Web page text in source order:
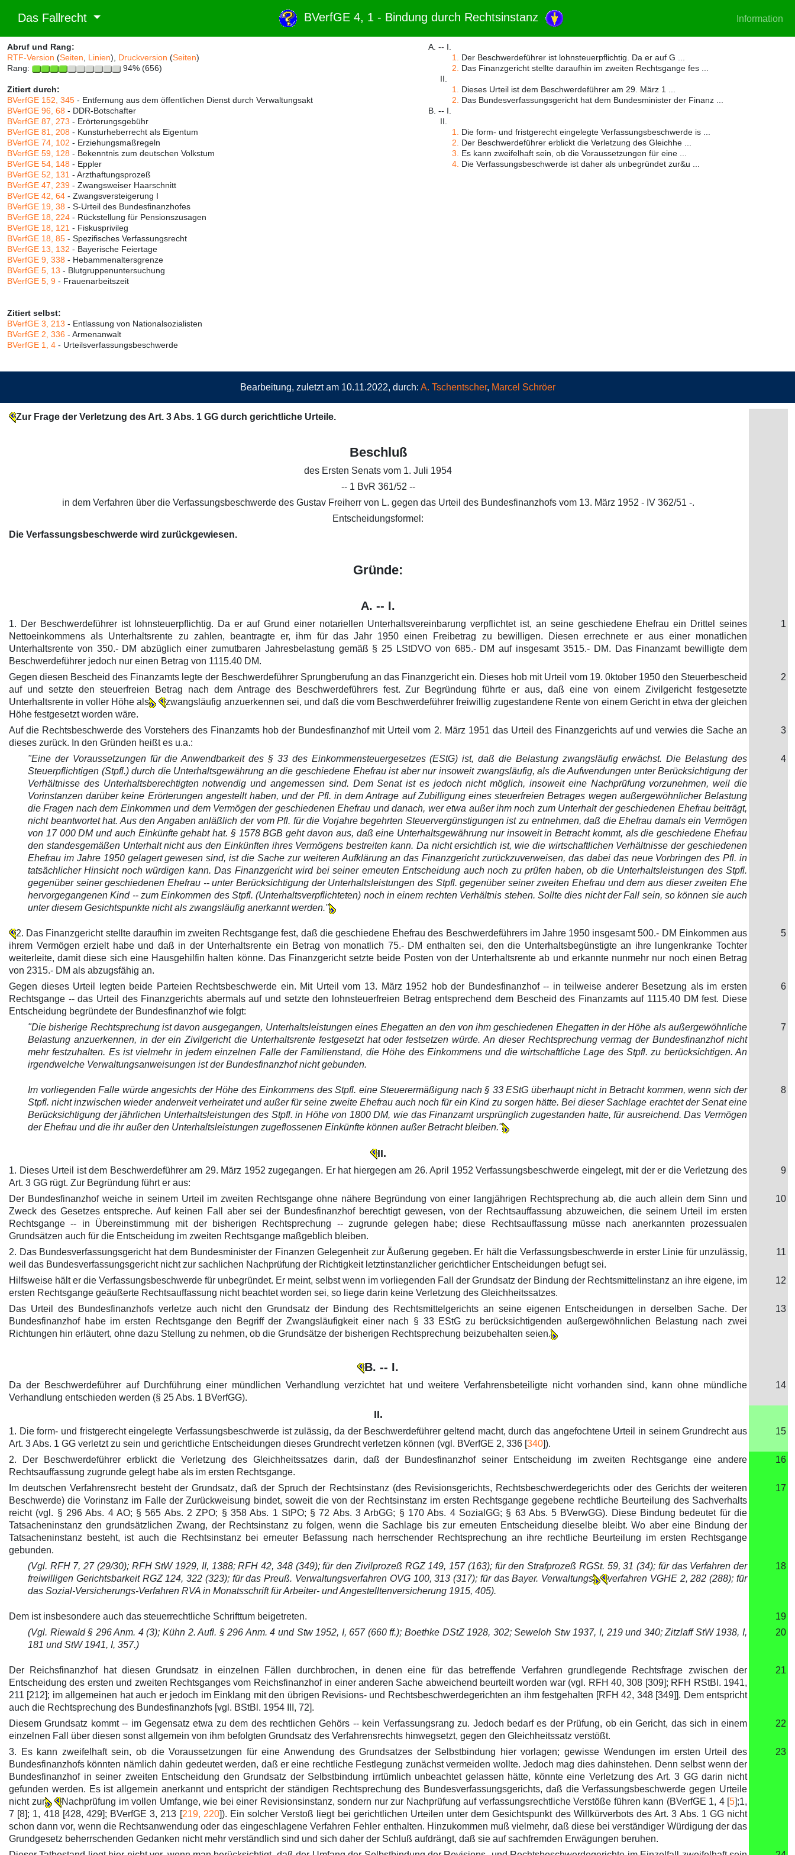
Das Fallrecht BVerfGE 4, 1 - Bindung durch Rechtsinstanz Information
Abruf und Rang:
RTF-Version (Seiten Linien), Druckversion (Seiten)
Rang:
94% (656)
Zitiert durch:
BVerfGE 152, 345 - Entfernung aus dem öffentlichen Dienst durch Verwaltungsakt
BVerfGE 96, 68 - DDR-Botschafter
BVerfGE 87, 273 - Erörterungsgebühr
BVerfGE 81, 208 - Kunsturheberrecht als Eigentum
BVerfGE 74, 102 - Erziehungsmaßregeln
BVerfGE 59, 128 - Bekenntnis zum deutschen Volkstum
BVerfGE 54, 148 - Eppler
BVerfGE 52, 131 - Arzthaftungsprozeß
BVerfGE 47, 239 - Zwangsweiser Haarschnitt
BVerfGE 42, 64 - Zwangsversteigerung I
BVerfGE 19, 38 - S-Urteil des Bundesfinanzhofes
BVerfGE 18, 224 - Rückstellung für Pensionszusagen
BVerfGE 18, 121 - Fiskusprivileg
BVerfGE 18, 85 - Spezifisches Verfassungsrecht
BVerfGE 13, 132 - Bayerische Feiertage
BVerfGE 9, 338 - Hebammenaltersgrenze
BVerfGE 5, 13 - Blutgruppenuntersuchung
BVerfGE 5, 9 - Frauenarbeitszeit
Zitiert selbst:
BVerfGE 3, 213 - Entlassung von Nationalsozialisten
BVerfGE 2, 336 - Armenanwalt
BVerfGE 1, 4 - Urteilsverfassungsbeschwerde
A. -- I.
1.
Der Beschwerdeführer ist lohnsteuerpflichtig. Da er auf G ...
2.
Das Finanzgericht stellte daraufhin im zweiten Rechtsgange fes ...
II.
1.
Dieses Urteil ist dem Beschwerdeführer am 29. März 1 ...
2.
Das Bundesverfassungsgericht hat dem Bundesminister der Finanz ...
B. -- I.
II.
1.
Die form- und fristgerecht eingelegte Verfassungsbeschwerde is ...
2.
Der Beschwerdeführer erblickt die Verletzung des Gleichhe ...
3.
Es kann zweifelhaft sein, ob die Voraussetzungen für eine ...
4. Die Verfassungsbeschwerde ist daher als unbegründet zur&u ...
Bearbeitung, zuletzt am 10.11.2022, durch: A. Tschentscher, Marcel Schröer
Zur Frage der Verletzung des Art. 3 Abs. 1 GG durch gerichtliche Urteile.
Beschluß
des Ersten Senats vom 1. Juli 1954
-- 1 BvR 361/52 --
in dem Verfahren über die Verfassungsbeschwerde des Gustav Freiherr von L. gegen das Urteil des Bundesfinanzhofs vom 13. März 1952 - IV 362/51 -.
Entscheidungsformel:
Die Verfassungsbeschwerde wird zurückgewiesen.
Gründe:
A. -- I.
1. Der Beschwerdeführer ist lohnsteuerpflichtig. Da er auf Grund einer notariellen Unterhaltsvereinbarung verpflichtet ist, an seine geschiedene Ehefrau ein Drittel seines
Nettoeinkommens als Unterhaltsrente zu zahlen, beantragte er, ihm für das Jahr 1950 einen Freibetrag zu bewilligen. Diesen errechnete er aus einer monatlichen
Unterhaltsrente von 350.- DM abzüglich einer zumutbaren Jahresbelastung gemäß § 25 LStDVO von 685.- DM auf insgesamt 3515.- DM. Das Finanzamt bewilligte dem
Beschwerdeführer jedoch nur einen Betrag von 1115.40 DM.
1
Gegen diesen Bescheid des Finanzamts legte der Beschwerdeführer Sprungberufung an das Finanzgericht ein. Dieses hob mit Urteil vom 19. 0ktober 1950 den Steuerbescheid
auf und setzte den steuerfreien Betrag nach dem Antrage des Beschwerdeführers fest. Zur Begründung führte er aus, daß eine von einem Zivilgericht festgesetzte
Unterhaltsrente in voller Höhe als
zwangsläufig anzuerkennen sei, und daß die vom Beschwerdeführer freiwillig zugestandene Rente von einem Gericht in etwa der gleichen
Höhe festgesetzt worden wäre.
2
Auf die Rechtsbeschwerde des Vorstehers des Finanzamts hob der Bundesfinanzhof mit Urteil vom 2. März 1951 das Urteil des Finanzgerichts auf und verwies die Sache an
dieses zurück. In den Gründen heißt es u.a.:
3
"Eine der Voraussetzungen für die Anwendbarkeit des § 33 des Einkommensteuergesetzes (EStG) ist, daß die Belastung zwangsläufig erwächst. Die Belastung des
Steuerpflichtigen (Stpfl.) durch die Unterhaltsgewährung an die geschiedene Ehefrau ist aber nur insoweit zwangsläufig, als die Aufwendungen unter Berücksichtigung der
Verhältnisse des Unterhaltsberechtigten notwendig und angemessen sind. Dem Senat ist es jedoch nicht möglich, insoweit eine Nachprüfung vorzunehmen, weil die
Vorinstanzen darüber keine Erörterungen angestellt haben, und der Pfl. in dem Antrage auf Zubilligung eines steuerfreien Betrages wegen außergewöhnlicher Belastung
die Fragen nach dem Einkommen und dem Vermögen der geschiedenen Ehefrau und danach, wer etwa außer ihm noch zum Unterhalt der geschiedenen Ehefrau beiträgt,
nicht beantwortet hat. Aus den Angaben anläßlich der vom Pfl. für die Vorjahre begehrten Steuervergünstigungen ist zu entnehmen, daß die Ehefrau damals ein Vermögen
von 17 000 DM und auch Einkünfte gehabt hat. § 1578 BGB geht davon aus, daß eine Unterhaltsgewährung nur insoweit in Betracht kommt, als die geschiedene Ehefrau
den standesgemäßen Unterhalt nicht aus den Einkünften ihres Vermögens bestreiten kann. Da nicht ersichtlich ist, wie die wirtschaftlichen Verhältnisse der geschiedenen
Ehefrau im Jahre 1950 gelagert gewesen sind, ist die Sache zur weiteren Aufklärung an das Finanzgericht zurückzuverweisen, das dabei das neue Vorbringen des Pfl. in
tatsächlicher Hinsicht noch würdigen kann. Das Finanzgericht wird bei seiner erneuten Entscheidung auch noch zu prüfen haben, ob die Unterhaltsleistungen des Stpfl.
gegenüber seiner geschiedenen Ehefrau -- unter Berücksichtigung der Unterhaltsleistungen des Stpfl. gegenüber seiner zweiten Ehefrau und dem aus dieser zweiten Ehe
hervorgegangenen Kind -- zum Einkommen des Stpfl. (Unterhaltsverpflichteten) noch in einem rechten Verhältnis stehen. Sollte dies nicht der Fall sein, so können sie auch
unter diesem Gesichtspunkte nicht als zwangsläufig anerkannt werden."
4
2. Das Finanzgericht stellte daraufhin im zweiten Rechtsgange fest, daß die geschiedene Ehefrau des Beschwerdeführers im Jahre 1950 insgesamt 500.- DM Einkommen aus
ihrem Vermögen erzielt habe und daß in der Unterhaltsrente ein Betrag von monatlich 75.- DM enthalten sei, den die Unterhaltsbegünstigte an ihre lungenkranke Tochter
weiterleite, damit diese sich eine Hausgehilfin halten könne. Das Finanzgericht setzte beide Posten von der Unterhaltsrente ab und erkannte nunmehr nur noch einen Betrag
von 2315.- DM als abzugsfähig an.
5
Gegen dieses Urteil legten beide Parteien Rechtsbeschwerde ein. Mit Urteil vom 13. März 1952 hob der Bundesfinanzhof -- in teilweise anderer Besetzung als im ersten
Rechtsgange -- das Urteil des Finanzgerichts abermals auf und setzte den lohnsteuerfreien Betrag entsprechend dem Bescheid des Finanzamts auf 1115.40 DM fest. Diese
Entscheidung begründete der Bundesfinanzhof wie folgt:
6
"Die bisherige Rechtsprechung ist davon ausgegangen, Unterhaltsleistungen eines Ehegatten an den von ihm geschiedenen Ehegatten in der Höhe als außergewöhnliche
Belastung anzuerkennen, in der ein Zivilgericht die Unterhaltsrente festgesetzt hat oder festsetzen würde. An dieser Rechtsprechung vermag der Bundesfinanzhof nicht
mehr festzuhalten. Es ist vielmehr in jedem einzelnen Falle der Familienstand, die Höhe des Einkommens und die wirtschaftliche Lage des Stpfl. zu berücksichtigen. An
irgendwelche Verwaltungsanweisungen ist der Bundesfinanzhof nicht gebunden.
7
Im vorliegenden Falle würde angesichts der Höhe des Einkommens des Stpfl. eine Steuerermäßigung nach § 33 EStG überhaupt nicht in Betracht kommen, wenn sich der
Stpfl. nicht inzwischen wieder anderweit verheiratet und außer für seine zweite Ehefrau auch noch für ein Kind zu sorgen hätte. Bei dieser Sachlage erachtet der Senat eine
Berücksichtigung der jährlichen Unterhaltsleistungen des Stpfl. in Höhe von 1800 DM, wie das Finanzamt ursprünglich zugestanden hatte, für ausreichend. Das Vermögen
der Ehefrau und die ihr außer den Unterhaltsleistungen zugeflossenen Einkünfte können außer Betracht bleiben."
8
II.
1. Dieses Urteil ist dem Beschwerdeführer am 29. März 1952 zugegangen. Er hat hiergegen am 26. April 1952 Verfassungsbeschwerde eingelegt, mit der er die Verletzung des
Art. 3 GG rügt. Zur Begründung führt er aus:
9
Der Bundesfinanzhof weiche in seinem Urteil im zweiten Rechtsgange ohne nähere Begründung von einer langjährigen Rechtsprechung ab, die auch allein dem Sinn und
Zweck des Gesetzes entspreche. Auf keinen Fall aber sei der Bundesfinanzhof berechtigt gewesen, von der Rechtsauffassung abzuweichen, die seinem Urteil im ersten
Rechtsgange -- in Übereinstimmung mit der bisherigen Rechtsprechung -- zugrunde gelegen habe; diese Rechtsauffassung müsse nach anerkannten prozessualen
Grundsätzen auch für die Entscheidung im zweiten Rechtsgange maßgeblich bleiben.
10
2. Das Bundesverfassungsgericht hat dem Bundesminister der Finanzen Gelegenheit zur Äußerung gegeben. Er hält die Verfassungsbeschwerde in erster Linie für unzulässig,
weil das Bundesverfassungsgericht nicht zur sachlichen Nachprüfung der Richtigkeit letztinstanzlicher gerichtlicher Entscheidungen befugt sei.
11
Hilfsweise hält er die Verfassungsbeschwerde für unbegründet. Er meint, selbst wenn im vorliegenden Fall der Grundsatz der Bindung der Rechtsmittelinstanz an ihre eigene, im
ersten Rechtsgange geäußerte Rechtsauffassung nicht beachtet worden sei, so liege darin keine Verletzung des Gleichheitssatzes.
12
Das Urteil des Bundesfinanzhofs verletze auch nicht den Grundsatz der Bindung des Rechtsmittelgerichts an seine eigenen Entscheidungen in derselben Sache. Der
Bundesfinanzhof habe im ersten Rechtsgange den Begriff der Zwangsläufigkeit einer nach § 33 EStG zu berücksichtigenden außergewöhnlichen Belastung nach zwei
Richtungen hin erläutert, ohne dazu Stellung zu nehmen, ob die Grundsätze der bisherigen Rechtsprechung beizubehalten seien.
13
B. -- I.
Da der Beschwerdeführer auf Durchführung einer mündlichen Verhandlung verzichtet hat und weitere Verfahrensbeteiligte nicht vorhanden sind, kann ohne mündliche
Verhandlung entschieden werden (§ 25 Abs. 1 BVerfGG).
14
II.
1. Die form- und fristgerecht eingelegte Verfassungsbeschwerde ist zulässig, da der Beschwerdeführer geltend macht, durch das angefochtene Urteil in seinem Grundrecht aus
Art. 3 Abs. 1 GG verletzt zu sein und gerichtliche Entscheidungen dieses Grundrecht verletzen können (vgl. BVerfGE 2, 336 [340]).
15
2. Der Beschwerdeführer erblickt die Verletzung des Gleichheitssatzes darin, daß der Bundesfinanzhof seiner Entscheidung im zweiten Rechtsgange eine andere
Rechtsauffassung zugrunde gelegt habe als im ersten Rechtsgange.
16
Im deutschen Verfahrensrecht besteht der Grundsatz, daß der Spruch der Rechtsinstanz (des Revisionsgerichts, Rechtsbeschwerdegerichts oder des Gerichts der weiteren
Beschwerde) die Vorinstanz im Falle der Zurückweisung bindet, soweit die von der Rechtsinstanz im ersten Rechtsgange gegebene rechtliche Beurteilung des Sachverhalts
reicht (vgl. § 296 Abs. 4 AO; § 565 Abs. 2 ZPO; § 358 Abs. 1 StPO; § 72 Abs. 3 ArbGG; § 170 Abs. 4 SozialGG; § 63 Abs. 5 BVerwGG). Diese Bindung bedeutet für die
Tatsacheninstanz den grundsätzlichen Zwang, der Rechtsinstanz zu folgen, wenn die Sachlage bis zur erneuten Entscheidung dieselbe bleibt. Wo aber eine Bindung der
Tatsacheninstanz besteht, ist auch die Rechtsinstanz bei erneuter Befassung nach herrschender Rechtsprechung an ihre rechtliche Beurteilung im ersten Rechtsgange
gebunden.
17
(Vgl. RFH 7, 27 (29/30); RFH StW 1929, II, 1388; RFH 42, 348 (349); für den Zivilprozeß RGZ 149, 157 (163); für den Strafprozeß RGSt. 59, 31 (34); für das Verfahren der
freiwilligen Gerichtsbarkeit RGZ 124, 322 (323); für das Preuß. Verwaltungsverfahren OVG 100, 313 (317); für das Bayer. Verwaltungs
verfahren VGHE 2, 282 (288); für
das Sozial-Versicherungs-Verfahren RVA in Monatsschrift für Arbeiter- und Angestelltenversicherung 1915, 405).
18
Dem ist insbesondere auch das steuerrechtliche Schrifttum beigetreten.
19
(Vgl. Riewald § 296 Anm. 4 (3); Kühn 2. Aufl. § 296 Anm. 4 und Stw 1952, I, 657 (660 ff.); Boethke DStZ 1928, 302; Seweloh Stw 1937, I, 219 und 340; Zitzlaff StW 1938, I,
181 und StW 1941, I, 357.)
20
Der Reichsfinanzhof hat diesen Grundsatz in einzelnen Fällen durchbrochen, in denen eine für das betreffende Verfahren grundlegende Rechtsfrage zwischen der
Entscheidung des ersten und zweiten Rechtsganges vom Reichsfinanzhof in einer anderen Sache abweichend beurteilt worden war (vgl. RFH 40, 308 [309]; RFH RStBl. 1941,
211 [212]; im allgemeinen hat auch er jedoch im Einklang mit den übrigen Revisions- und Rechtsbeschwerdegerichten an ihm festgehalten [RFH 42, 348 [349]]. Dem entspricht
auch die Rechtsprechung des Bundesfinanzhofs [vgl. BStBl. 1954 III, 72].
21
Diesem Grundsatz kommt -- im Gegensatz etwa zu dem des rechtlichen Gehörs -- kein Verfassungsrang zu. Jedoch bedarf es der Prüfung, ob ein Gericht, das sich in einem
einzelnen Fall über diesen sonst allgemein von ihm befolgten Grundsatz des Verfahrensrechts hinwegsetzt, gegen den Gleichheitssatz verstößt.
22
3. Es kann zweifelhaft sein, ob die Voraussetzungen für eine Anwendung des Grundsatzes der Selbstbindung hier vorlagen; gewisse Wendungen im ersten Urteil des
Bundesfinanzhofs könnten nämlich dahin gedeutet werden, daß er eine rechtliche Festlegung zunächst vermeiden wollte. Jedoch mag dies dahinstehen. Denn selbst wenn der
Bundesfinanzhof in seiner zweiten Entscheidung den Grundsatz der Selbstbindung irrtümlich unbeachtet gelassen hätte, könnte eine Verletzung des Art. 3 GG darin nicht
gefunden werden. Es ist allgemein anerkannt und entspricht der ständigen Rechtsprechung des Bundesverfassungsgerichts, daß die Verfassungsbeschwerde gegen Urteile
nicht zur
Nachprüfung im vollen Umfange, wie bei einer Revisionsinstanz, sondern nur zur Nachprüfung auf verfassungsrechtliche Verstöße führen kann (BVerfGE 1, 4 [5];1,
7 [8]; 1, 418 [428, 429]; BVerfGE 3, 213 [219, 220]). Ein solcher Verstoß liegt bei gerichtlichen Urteilen unter dem Gesichtspunkt des Willkürverbots des Art. 3 Abs. 1 GG nicht
schon dann vor, wenn die Rechtsanwendung oder das eingeschlagene Verfahren Fehler enthalten. Hinzukommen muß vielmehr, daß diese bei verständiger Würdigung der das
Grundgesetz beherrschenden Gedanken nicht mehr verständlich sind und sich daher der Schluß aufdrängt, daß sie auf sachfremden Erwägungen beruhen.
23